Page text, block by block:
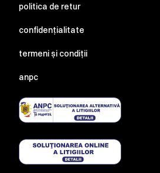
politica de retur
confidențialitate
termeni și condiții
anpc